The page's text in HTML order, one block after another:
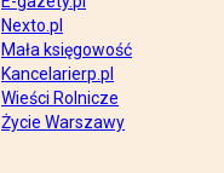
Nexto.pl
Mała księgowość
Kancelarierp.pl
Wieści Rolnicze
Życie Warszawy